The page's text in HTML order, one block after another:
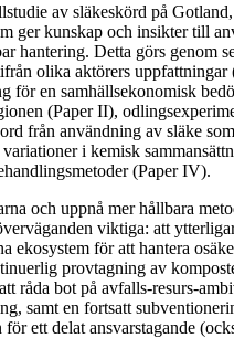
av släkeskörd på
ger kunskap och insikter till
hantering. Detta görs genom
olika aktörers
för en samhällsekonomisk
(Paper II),
från användning av släke
i kemisk
(Paper IV).
och uppnå mer hållbara
viktiga: att
ekosystem för att hantera
provtagning av
råda bot på avfalls-resurs-
samt en fortsatt
för ett delat ansvarstagande